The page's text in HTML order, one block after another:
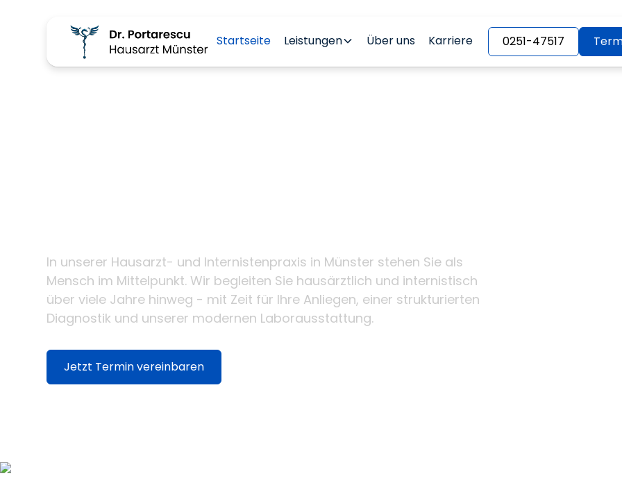
Startseite Leistungen Über uns Karriere 0251-47517
In unserer Hausarzt- und Internistenpraxis in Münster stehen Sie als
Mensch im Mittelpunkt. Wir begleiten Sie hausärztlich und internistisch
über viele Jahre hinweg - mit Zeit für Ihre Anliegen, einer strukturierten
Diagnostik und unserer modernen Laborausstattung.
Jetzt Termin vereinbaren